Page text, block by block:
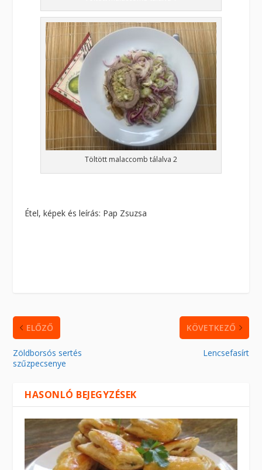
Töltött malaccomb tálalva 2
Étel, képek és leírás: Pap Zsuzsa
ELŐZŐ
Zöldborsós sertés
szűzpecsenye
KÖVETKEZŐ
Lencsefasírt
HASONLÓ BEJEGYZÉSEK